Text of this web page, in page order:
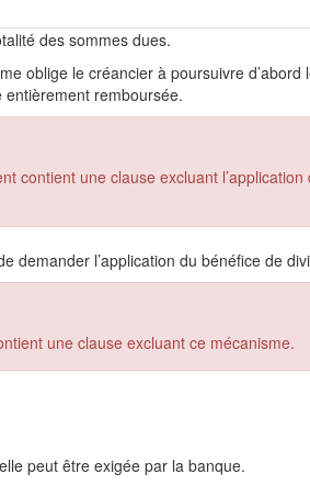
des sommes dues.
oblige le créancier à poursuivre d’abord
entièrement remboursée.
contient une clause excluant l’application
demander l’application du bénéfice de
une clause excluant ce mécanisme.
peut être exigée par la banque.